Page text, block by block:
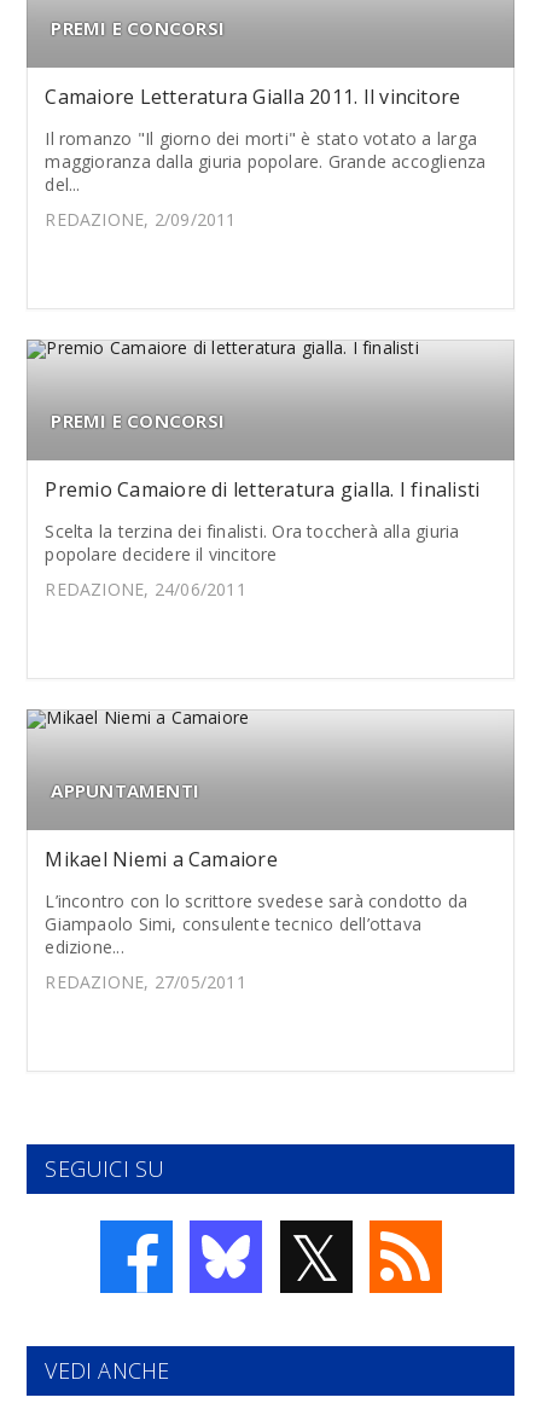
PREMI E CONCORSI
Camaiore Letteratura Gialla 2011. Il vincitore
Il romanzo "Il giorno dei morti" è stato votato a larga
maggioranza dalla giuria popolare. Grande accoglienza
del...
REDAZIONE, 2/09/2011
PREMI E CONCORSI
Premio Camaiore di letteratura gialla. I finalisti
Scelta la terzina dei finalisti. Ora toccherà alla giuria
popolare decidere il vincitore
REDAZIONE, 24/06/2011
APPUNTAMENTI
Mikael Niemi a Camaiore
L’incontro con lo scrittore svedese sarà condotto da
Giampaolo Simi, consulente tecnico dell’ottava
edizione...
REDAZIONE, 27/05/2011
SEGUICI SU
𝕏
VEDI ANCHE